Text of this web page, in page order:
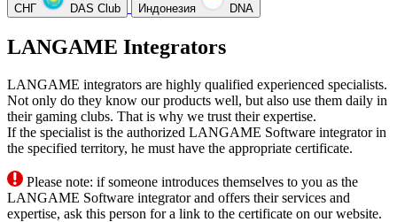
СНГ DAS Club Индонезия DNA
LANGAME Integrators
LANGAME integrators are highly qualified experienced specialists.
Not only do they know our products well, but also use them daily in
their gaming clubs. That is why we trust their expertise.
If the specialist is the authorized LANGAME Software integrator in
the specified territory, he must have the appropriate certificate.
Please note: if someone introduces themselves to you as the
LANGAME Software integrator and offers their services and
expertise, ask this person for a link to the certificate on our website.